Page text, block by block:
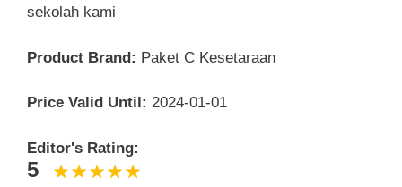
sekolah kami
Product Brand: Paket C Kesetaraan
Price Valid Until: 2024-01-01
Editor's Rating:
5